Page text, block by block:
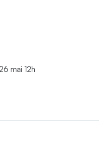
mai 12h